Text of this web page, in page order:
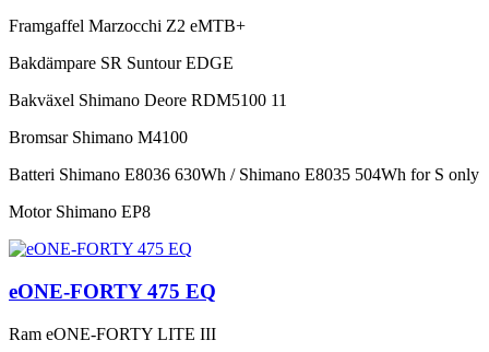
Framgaffel Marzocchi Z2 eMTB+
Bakdämpare SR Suntour EDGE
Bakväxel Shimano Deore RDM5100 11
Bromsar Shimano M4100
Batteri Shimano E8036 630Wh / Shimano E8035 504Wh for S only
Motor Shimano EP8
eONE-FORTY 475 EQ
Ram eONE-FORTY LITE III